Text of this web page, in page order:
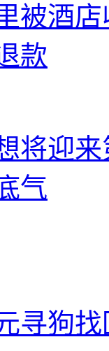
被酒
款
将迎
气
寻狗